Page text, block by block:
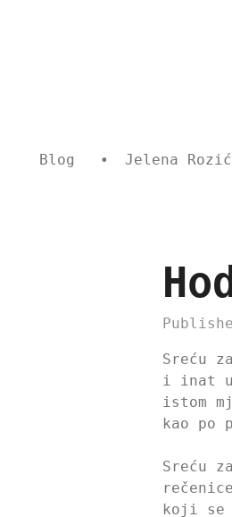
Blog Jelena Rozić
Sreću
i inat u
istom
kao po
Sreću
koji se